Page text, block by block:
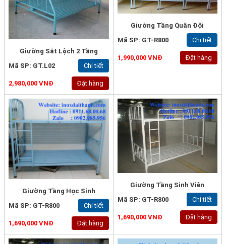
Giường Sắt Lệch 2 Tầng
Mã SP: GT.L02
Chi tiết
2,980,000 VNĐ Đặt hàng
Giường Tầng Quân Đội
Mã SP: GT-R800
Chi tiết
1,990,000 VNĐ Đặt hàng
Giường Tầng Học Sinh
Mã SP: GT-R800
Chi tiết
1,690,000 VNĐ Đặt hàng
Giường Tầng Sinh Viên
Mã SP: GT-R800
Chi tiết
1,690,000 VNĐ Đặt hàng